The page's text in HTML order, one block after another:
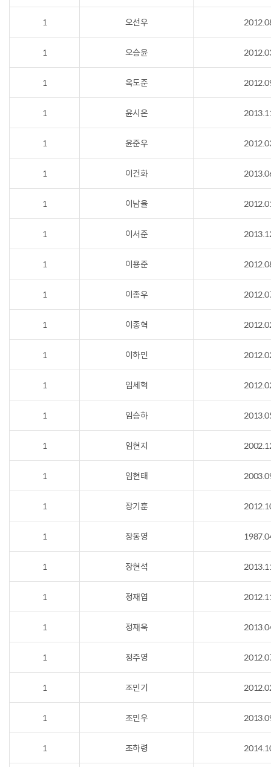
1 오선우
1 오승윤
1 옥도준
1 윤시온
1 윤준우
1 이건화
1 이남율
1 이서준
1 이용준
1 이종우
1 이종혁
1 이하민
1 임세혁
1 임승하
1 임현지
1 임현태
1 장기훈
1 장동영
1 장현석
1 정재엽
1 정재욱
1 정주영
1 조민기
1 조민우
1 조하령